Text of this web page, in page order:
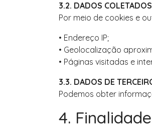
3.2. DADOS
Por meio de cookies e
• Endereço IP;
• Geolocalização
• Páginas visitadas e
3.3. DADOS DE
Podemos obter
4.